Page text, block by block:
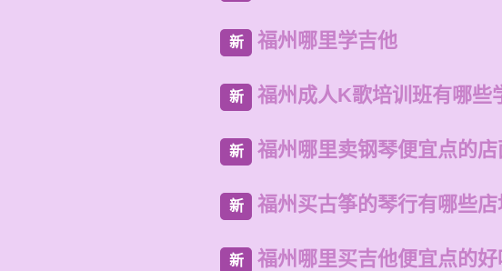
新 福州哪里学吉他
新 福州成人K歌培训班有哪些
新 福州哪里卖钢琴便宜点的
新 福州买古筝的琴行有哪些
新 福州哪里买吉他便宜点的好